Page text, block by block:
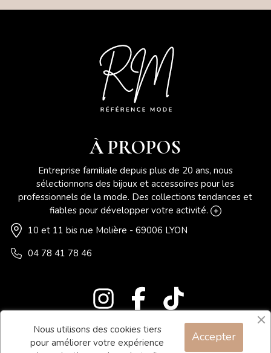
À PROPOS
Entreprise familiale depuis plus de 20 ans, nous
sélectionnons des bijoux et accessoires pour les
professionnels de la mode. Des collections tendances et
fiables pour développer votre activité.
10 et 11 bis rue Molière - 69006 LYON
04 78 41 78 46
Blog
Nous utilisons des cookies tiers
pour améliorer votre expérience
Accepter